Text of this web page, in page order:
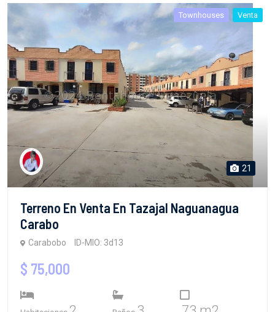
Townhouses Venta
21
Terreno En Venta En Tazajal Naguanagua
Carabo
Carabobo ID-MIO: 3d13
$ 75,000